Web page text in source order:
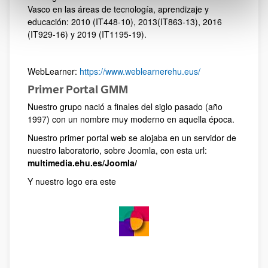
Vasco en las áreas de tecnología, aprendizaje y
educación: 2010 (IT448-10), 2013(IT863-13), 2016
(IT929-16) y 2019 (IT1195-19).
WebLearner: https://www.weblearnerehu.eus/
Primer Portal GMM
Nuestro grupo nació a finales del siglo pasado (año
1997) con un nombre muy moderno en aquella época.
Nuestro primer portal web se alojaba en un servidor de
nuestro laboratorio, sobre Joomla, con esta url:
multimedia.ehu.es/Joomla/
Y nuestro logo era este